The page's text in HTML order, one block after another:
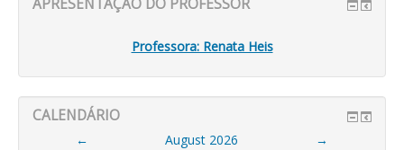
APRESENTAÇÃO DO PROFESSOR
Professora: Renata Heis
CALENDÁRIO
← August 2026 →